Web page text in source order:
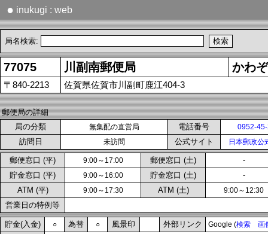
● inukugi : web
局名検索:
77075 川副南郵便局 かわ
〒840-2213 佐賀県佐賀市川副町鹿江404-3
郵便局の詳細
局の分類
無集配の直営局 電話番号 0952-
訪問日 未訪問 公式サイト 日本郵政公
郵便窓口 (平) 9:00～17:00 郵便窓口 (土) -
貯金窓口 (平) 9:00～16:00 貯金窓口 (土) -
ATM (平) 9:00～17:30 ATM (土) 9:00～12:30
営業日の特例等
貯金(入金) ○ 為替 ○ 風景印 外部リンク Google (検索 画